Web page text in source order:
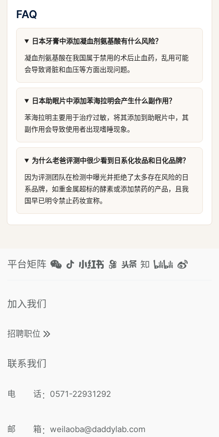
FAQ
日本牙膏中添加凝血剂氨基酸有什么风险？
凝血剂氨基酸在我国属于禁用的术后止血药，乱用可能
会导致肾脏和血压等方面出现问题。
日本助眠片中添加苯海拉明会产生什么副作用？
苯海拉明主要用于治疗过敏，将其添加到助眠片中，其
副作用会导致使用者出现嗜睡现象。
为什么老爸评测中很少看到日系化妆品和日化品牌？
因为评测团队在检测中曝光并拒绝了太多存在风险的日
系品牌，如重金属超标的酵素或添加禁药的产品，且我
国早已明令禁止药妆宣称。
平台矩阵
加入我们
招聘职位
联系我们
电 话 ： 0571-22931292
邮 箱 ： weilaoba@daddylab.com